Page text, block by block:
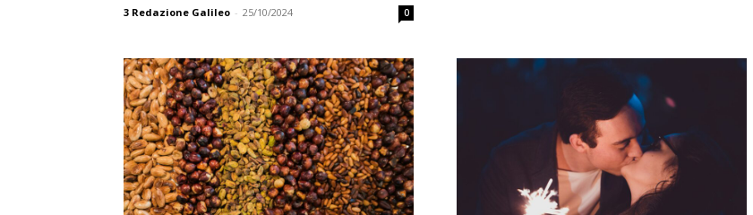
3 Redazione Galileo - 25/10/2024 0